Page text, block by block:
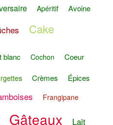
Apéritif Avoine
Cake
blanc Cochon Coeur
Crèmes Épices
Frangipane
Gâteaux Lait